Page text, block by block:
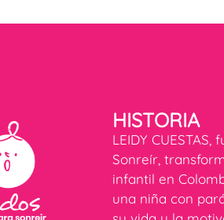
HISTORIA
LEIDY
Sonreír,
infantil en
una niña con